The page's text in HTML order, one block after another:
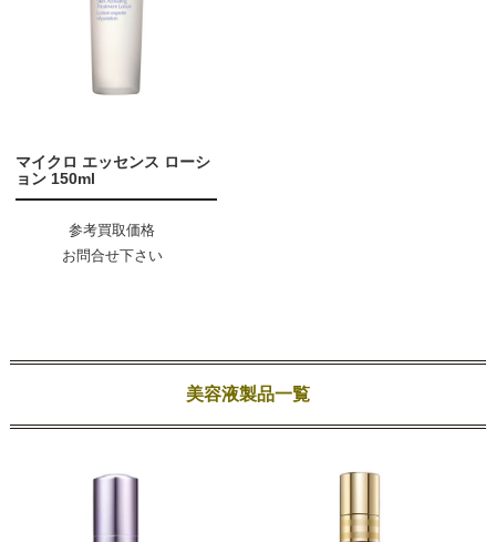
マイクロ エッセンス ローシ
ョン 150ml
参考買取価格
お問合せ下さい
美容液製品一覧